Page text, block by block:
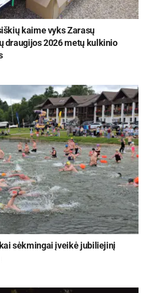
kaime vyks Zarasų
draugijos 2026 metų kulkinio
sėkmingai įveikė jubiliejinį